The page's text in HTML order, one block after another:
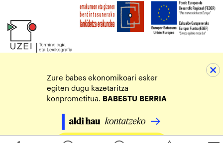
Zure babes ekonomikoari esker
egiten dugu kazetaritza
konprometitua. BABESTU BERRIA